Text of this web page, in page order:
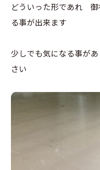
どういった形であれ 御
る事が出来ます
少しでも気になる事が
さい